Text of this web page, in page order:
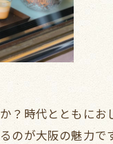
？時代とともに
が大阪の魅力で